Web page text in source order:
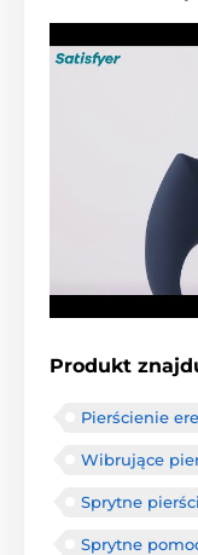
Produkt
Pierścienie
Wibrujące
Sprytne
Sprytne